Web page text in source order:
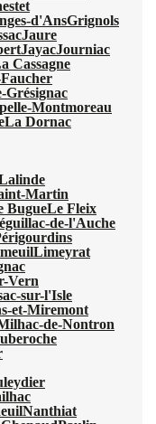
d'AnsGrignols
Jaure
JayacJourniac
Cassagne
Grésignac
Montmoreau
La Dornac
Martin
BugueLe Fleix
de-l'Auche
Limeyrat
Vern
sur-l'Isle
et-Miremont
de-Nontron
Nanthiat